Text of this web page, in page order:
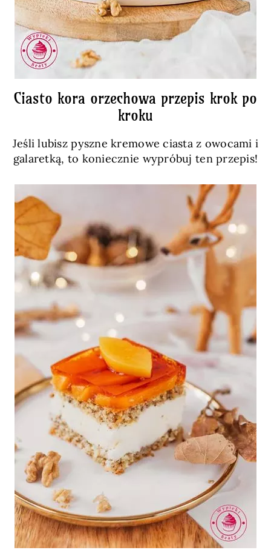
Ciasto kora orzechowa przepis krok po
kroku
Jeśli lubisz pyszne kremowe ciasta z owocami i
galaretką, to koniecznie wypróbuj ten przepis!